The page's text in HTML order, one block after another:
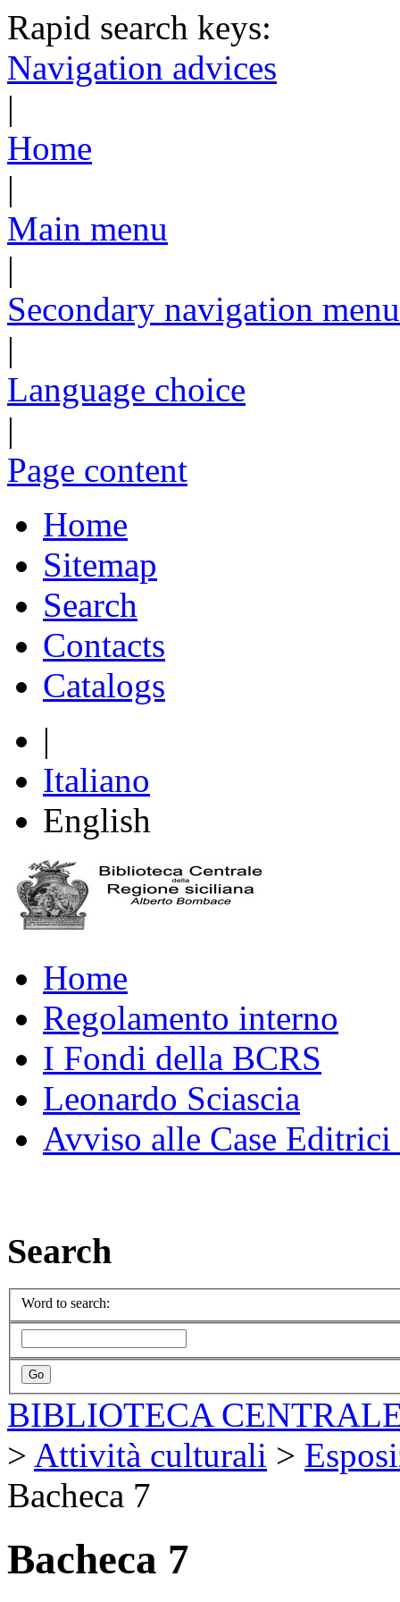
Rapid search keys:
Navigation advices
|
Home
|
Main menu
|
Secondary navigation menu
|
Language choice
|
Page content
Home
Sitemap
Search
Contacts
Catalogs
|
Italiano
English
Home
Regolamento interno
I Fondi della BCRS
Leonardo Sciascia
Avviso alle Case
Search
Word to search:
BIBLIOTECA
> Attività culturali >
Bacheca 7
Bacheca 7